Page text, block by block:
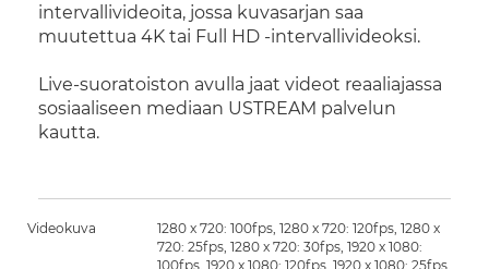
intervallivideoita, jossa kuvasarjan saa
muutettua 4K tai Full HD -intervallivideoksi.
Live-suoratoiston avulla jaat videot reaaliajassa
sosiaaliseen mediaan USTREAM palvelun
kautta.
Videokuva
1280 x 720: 100fps, 1280 x 720: 120fps, 1280 x
720: 25fps, 1280 x 720: 30fps, 1920 x 1080:
100fps, 1920 x 1080: 120fps, 1920 x 1080: 25fps,